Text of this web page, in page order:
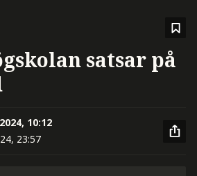
satsar på
10:12
23:57